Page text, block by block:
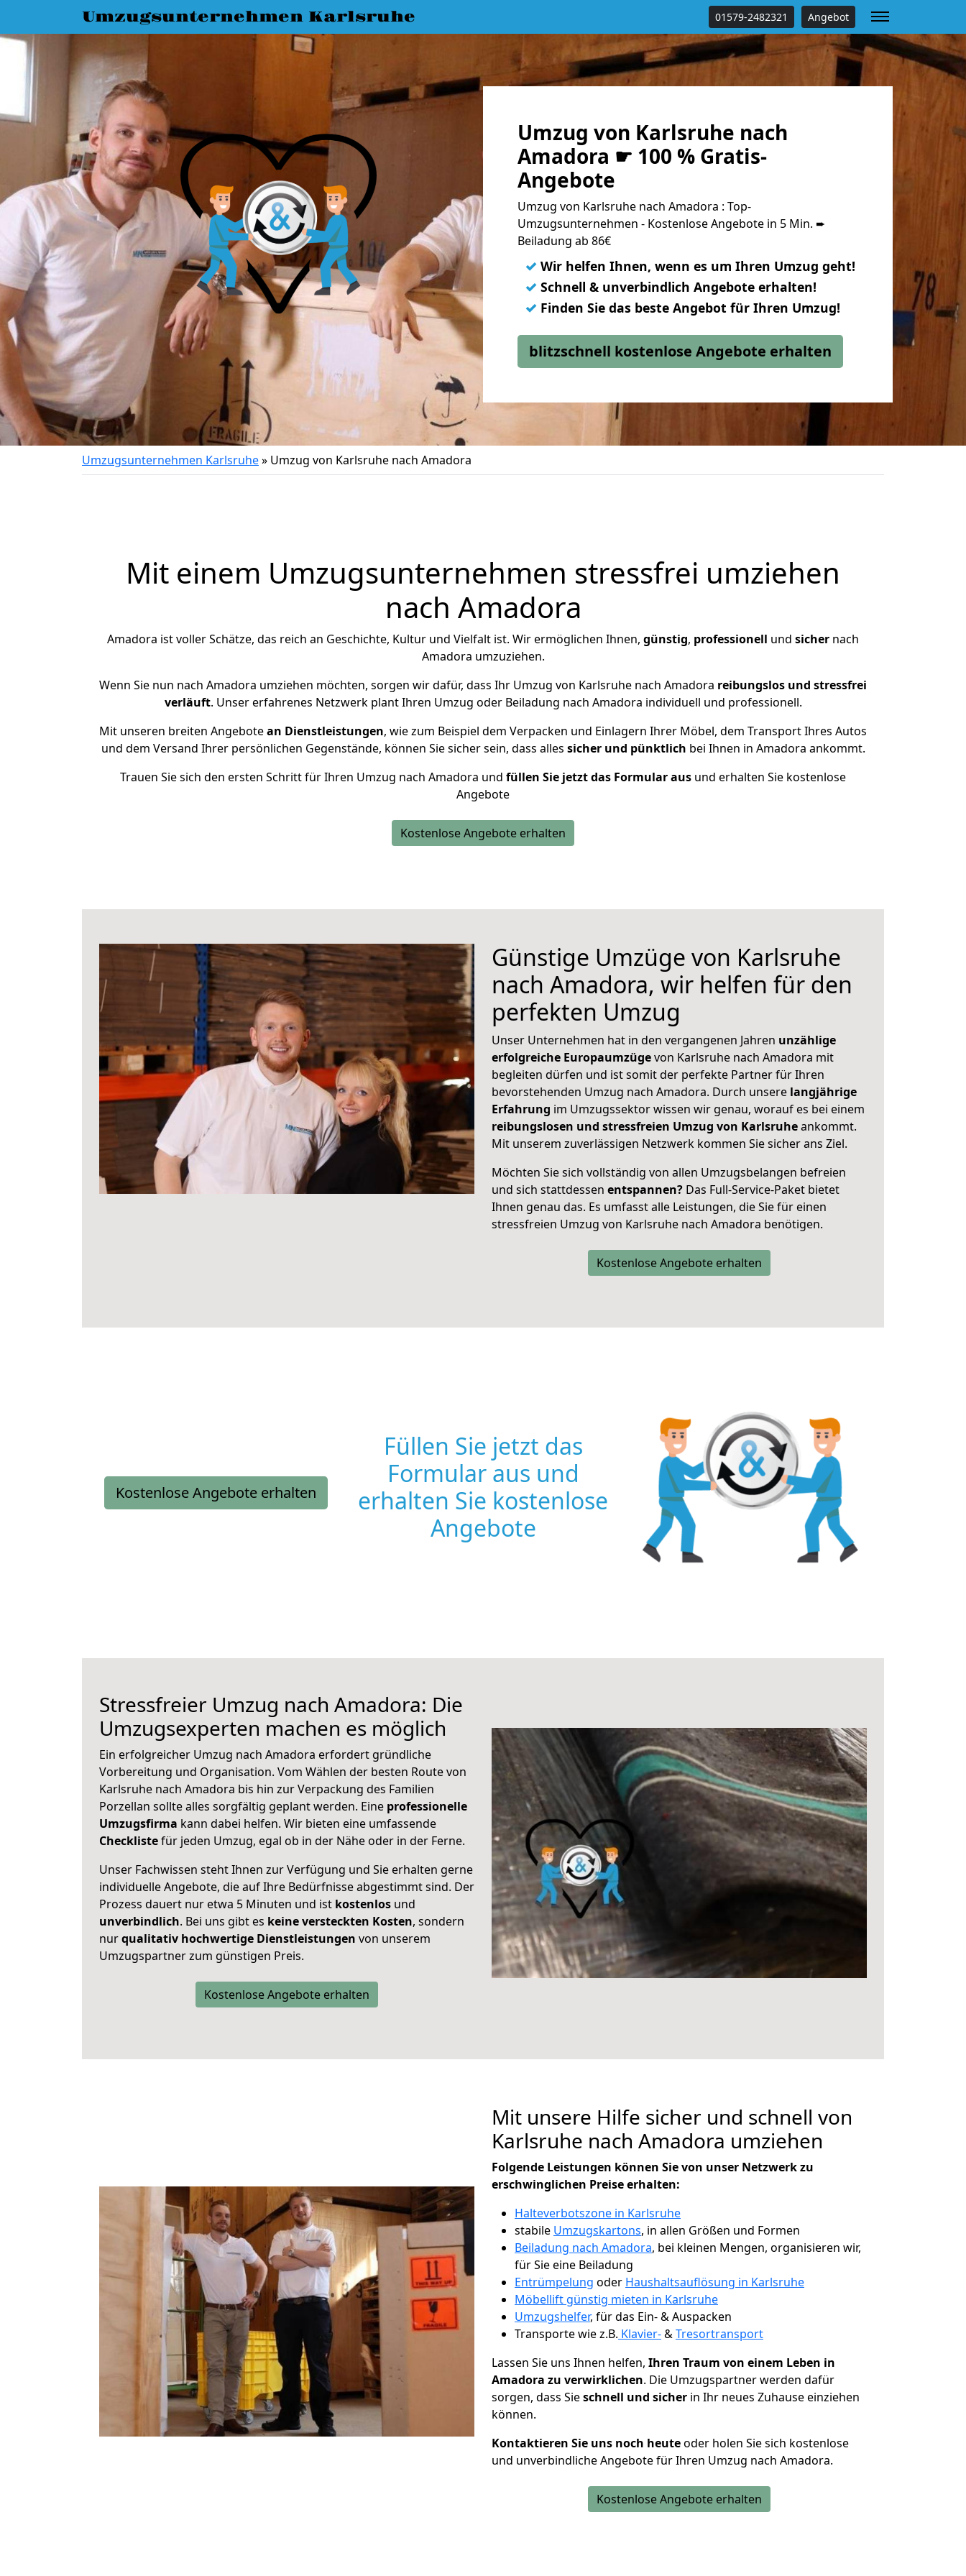
Umzugsunternehmen Karlsruhe 01579-2482321 Angebot
Umzug von Karlsruhe nach
Amadora ☛ 100 % Gratis-
Angebote
Umzug von Karlsruhe nach Amadora : Top-
Umzugsunternehmen - Kostenlose Angebote in 5 Min. ➨
Beiladung ab 86€
✓ Wir helfen Ihnen, wenn es um Ihren Umzug geht!
✓ Schnell & unverbindlich Angebote erhalten!
✓ Finden Sie das beste Angebot für Ihren Umzug!
blitzschnell kostenlose Angebote erhalten
Umzugsunternehmen Karlsruhe» Umzug von Karlsruhe nach Amadora
Mit einem Umzugsunternehmen stressfrei umziehen
nach Amadora
Amadora ist voller Schätze, das reich an Geschichte, Kultur und Vielfalt ist. Wir ermöglichen Ihnen, günstig, professionell und sicher nach
Amadora umzuziehen.
Wenn Sie nun nach Amadora umziehen möchten, sorgen wir dafür, dass Ihr Umzug von Karlsruhe nach Amadora reibungslos und stressfrei
verläuft. Unser erfahrenes Netzwerk plant Ihren Umzug oder Beiladung nach Amadora individuell und professionell.
Mit unseren breiten Angebotean Dienstleistungen, wie zum Beispiel dem Verpacken und Einlagern Ihrer Möbel, dem Transport Ihres Autos
und dem Versand Ihrer persönlichen Gegenstände, können Sie sicher sein, dass alles sicher und pünktlich bei Ihnen in Amadora ankommt.
Trauen Sie sich den ersten Schritt für Ihren Umzug nach Amadora und füllen Sie jetzt das Formular aus und erhalten Sie kostenlose
Angebote
Kostenlose Angebote erhalten
Günstige Umzüge von Karlsruhe
nach Amadora, wir helfen für den
perfekten Umzug
Unser Unternehmen hat in den vergangenen Jahren unzählige
erfolgreiche Europaumzügevon Karlsruhe nach Amadora mit
begleiten dürfen und ist somit der perfekte Partner für Ihren
bevorstehenden Umzug nach Amadora. Durch unsere langjährige
Erfahrung im Umzugssektor wissen wir genau, worauf es bei einem
reibungslosen und stressfreien Umzug von Karlsruheankommt.
Mit unserem zuverlässigen Netzwerk kommen Sie sicher ans Ziel.
Möchten Sie sich vollständig von allen Umzugsbelangen befreien
und sich stattdessen entspannen? Das Full-Service-Paket bietet
Ihnen genau das. Es umfasst alle Leistungen, die Sie für einen
stressfreien Umzug von Karlsruhe nach Amadora benötigen.
Kostenlose Angebote erhalten
Kostenlose Angebote erhalten
Füllen Sie jetzt das
Formular aus und
erhalten Sie kostenlose
Angebote
Stressfreier Umzug nach Amadora: Die
Umzugsexperten machen es möglich
Ein erfolgreicher Umzug nach Amadora erfordert gründliche
Vorbereitung und Organisation. Vom Wählen der besten Route von
Karlsruhe nach Amadora bis hin zur Verpackung des Familien
Porzellan sollte alles sorgfältig geplant werden. Eine professionelle
Umzugsfirma kann dabei helfen. Wir bieten eine umfassende
Checklistefür jeden Umzug, egal ob in der Nähe oder in der Ferne.
Unser Fachwissen steht Ihnen zur Verfügung und Sie erhalten gerne
individuelle Angebote, die auf Ihre Bedürfnisse abgestimmt sind. Der
Prozess dauert nur etwa 5 Minuten und ist kostenlos und
unverbindlich. Bei uns gibt es keine versteckten Kosten, sondern
nurqualitativ hochwertige Dienstleistungen von unserem
Umzugspartner zum günstigen Preis.
Kostenlose Angebote erhalten
Mit unsere Hilfe sicher und schnell von
Karlsruhe nach Amadora umziehen
Folgende Leistungen können Sie von unser Netzwerk zu
erschwinglichen Preise erhalten:
Halteverbotszone in Karlsruhe
stabile Umzugskartons, in allen Größen und Formen
Beiladung nach Amadora, bei kleinen Mengen, organisieren wir,
für Sie eine Beiladung
Entrümpelung oder Haushaltsauflösung in Karlsruhe
Möbellift günstig mieten in Karlsruhe
Umzugshelfer, für das Ein- & Auspacken
Transporte wie z.B. Klavier-&Tresortransport
Lassen Sie uns Ihnen helfen, Ihren Traum von einem Leben in
Amadora zu verwirklichen. Die Umzugspartner werden dafür
sorgen, dass Sieschnell und sicher in Ihr neues Zuhause einziehen
können.
Kontaktieren Sie uns noch heuteoder holen Sie sich kostenlose
und unverbindliche Angebote für Ihren Umzug nach Amadora.
Kostenlose Angebote erhalten